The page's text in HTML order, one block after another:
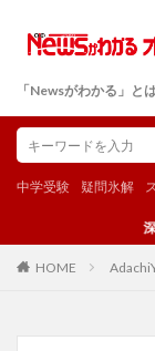
「Newsがわかる」と
中学受験 疑問氷解
深
HOME